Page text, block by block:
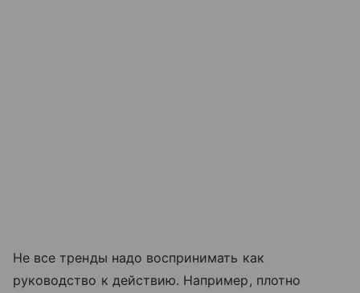
Не все тренды надо воспринимать как
руководство к действию. Например, плотно